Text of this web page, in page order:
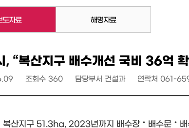
도자료 해명자료
, “복산지구 배수개선 국비 36억
조회수 360 담당부서 건설과 연락처 061-
복산지구 51.3ha, 2023년까지 배수장‧배수문‧배